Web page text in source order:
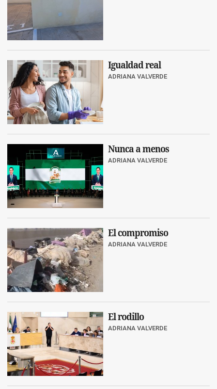
Igualdad real
ADRIANA VALVERDE
Nunca a menos
ADRIANA VALVERDE
El compromiso
ADRIANA VALVERDE
El rodillo
ADRIANA VALVERDE